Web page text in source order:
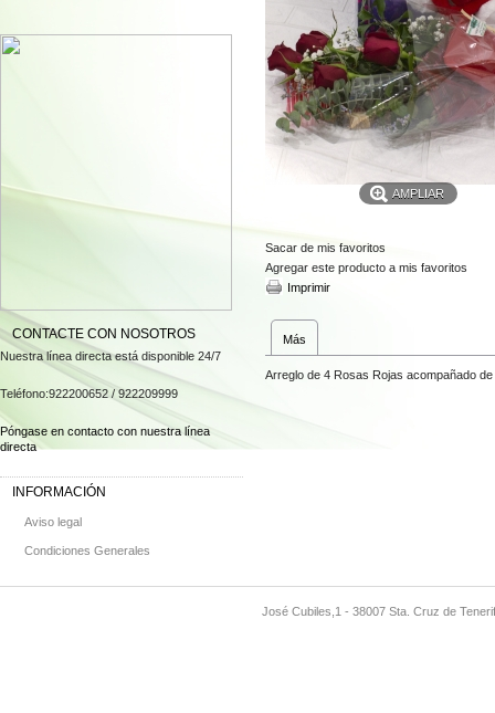
CONTACTE CON NOSOTROS
Nuestra línea directa está disponible 24/7
Teléfono:922200652 / 922209999
Póngase en contacto con nuestra línea
directa
INFORMACIÓN
Aviso legal
Condiciones Generales
AMPLIAR
Sacar de mis favoritos
Agregar este producto a mis favoritos
Imprimir
Más
Arreglo de 4 Rosas Rojas acompañado
José Cubiles,1 - 38007 Sta. Cruz de